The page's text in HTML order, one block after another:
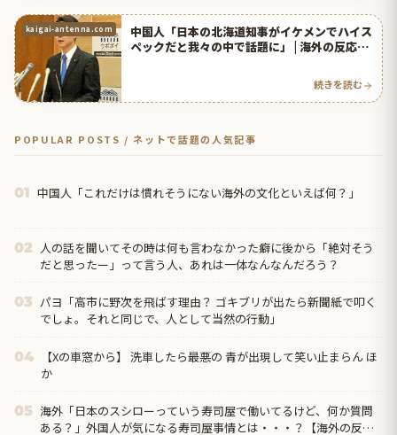
kaigai-antenna.com
中国人「日本の北海道知事がイケメンでハイス
ペックだと我々の中で話題に」 | 海外の反応ア
続きを読む
POPULAR POSTS / ネットで話題の人気記事
01 中国人「これだけは慣れそうにない海外の文化といえば何？」
02
人の話を聞いてその時は何も言わなかった癖に後から「絶対そう
だと思ったー」って言う人、あれは一体なんなんだろう？
03 パヨ「高市に野次を飛ばす理由？ ゴキブリが出たら新聞紙で叩く
でしょ。それと同じで、人として当然の行動」
04
【Xの車窓から】 洗車したら最悪の 青が出現して笑い止まらん ほ
か
05 海外「日本のスシローっていう寿司屋で働いてるけど、何か質問
ある？」外国人が気になる寿司屋事情とは・・・？【海外の反